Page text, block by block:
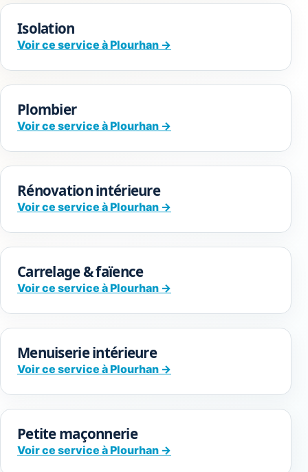
Isolation
Voir ce service à Plourhan →
Plombier
Voir ce service à Plourhan →
Rénovation intérieure
Voir ce service à Plourhan →
Carrelage & faïence
Voir ce service à Plourhan →
Menuiserie intérieure
Voir ce service à Plourhan →
Petite maçonnerie
Voir ce service à Plourhan →